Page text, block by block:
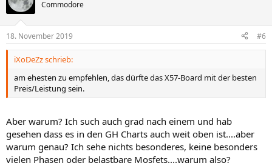
Commodore
18. November 2019 #6
iXoDeZz schrieb:
am ehesten zu empfehlen, das dürfte das X57-Board mit der besten
Preis/Leistung sein.
Aber warum? Ich such auch grad nach einem und hab
gesehen dass es in den GH Charts auch weit oben ist....aber
warum genau? Ich sehe nichts besonderes, keine besonders
vielen Phasen oder belastbare Mosfets....warum also?